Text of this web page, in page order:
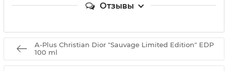
Отзывы
A-Plus Christian Dior "Sauvage Limited Edition" EDP
100 ml